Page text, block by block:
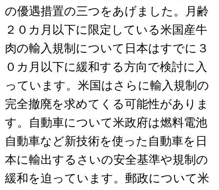
の優遇措置の三つをあげました。月齢
２０カ月以下に限定している米国産牛
肉の輸入規制について日本はすでに３
０カ月以下に緩和する方向で検討に入
っています。米国はさらに輸入規制の
完全撤廃を求めてくる可能性がありま
す。自動車について米政府は燃料電池
自動車など新技術を使った自動車を日
本に輸出するさいの安全基準や規制の
緩和を迫っています。郵政について米